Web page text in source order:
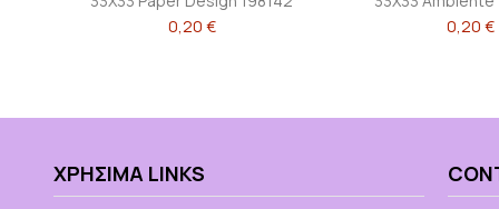
0,20 €
0,20 €
ΧΡΉΣΙΜΑ LINKS